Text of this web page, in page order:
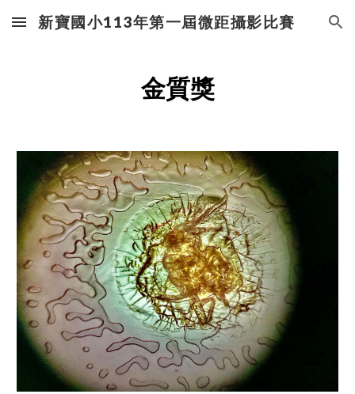
Skip to main content Skip to navigation
新寶國小113年第一屆微距攝影比賽
金質獎